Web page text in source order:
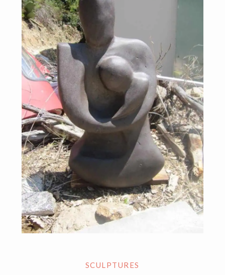
SCULPTURES